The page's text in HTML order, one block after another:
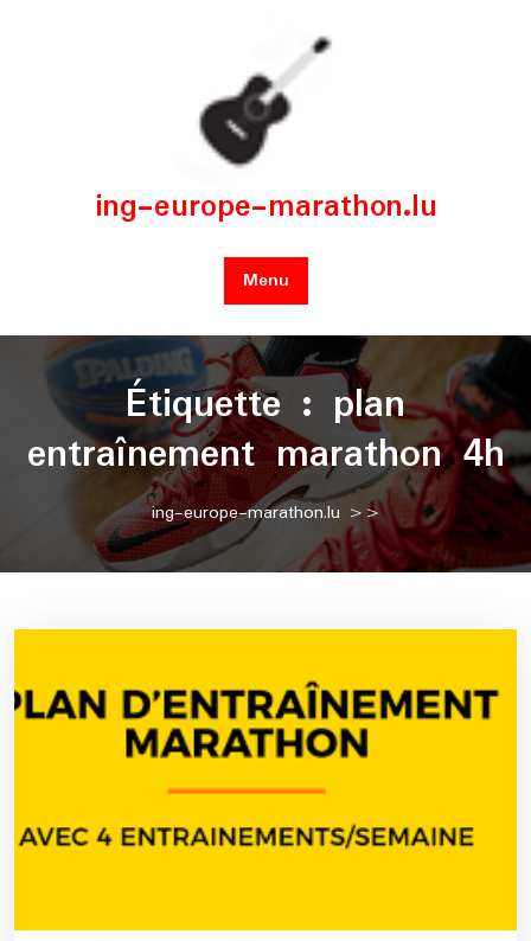
ing-europe-marathon.lu
Menu
Étiquette : plan
entraînement marathon 4h
ing-europe-marathon.lu >>